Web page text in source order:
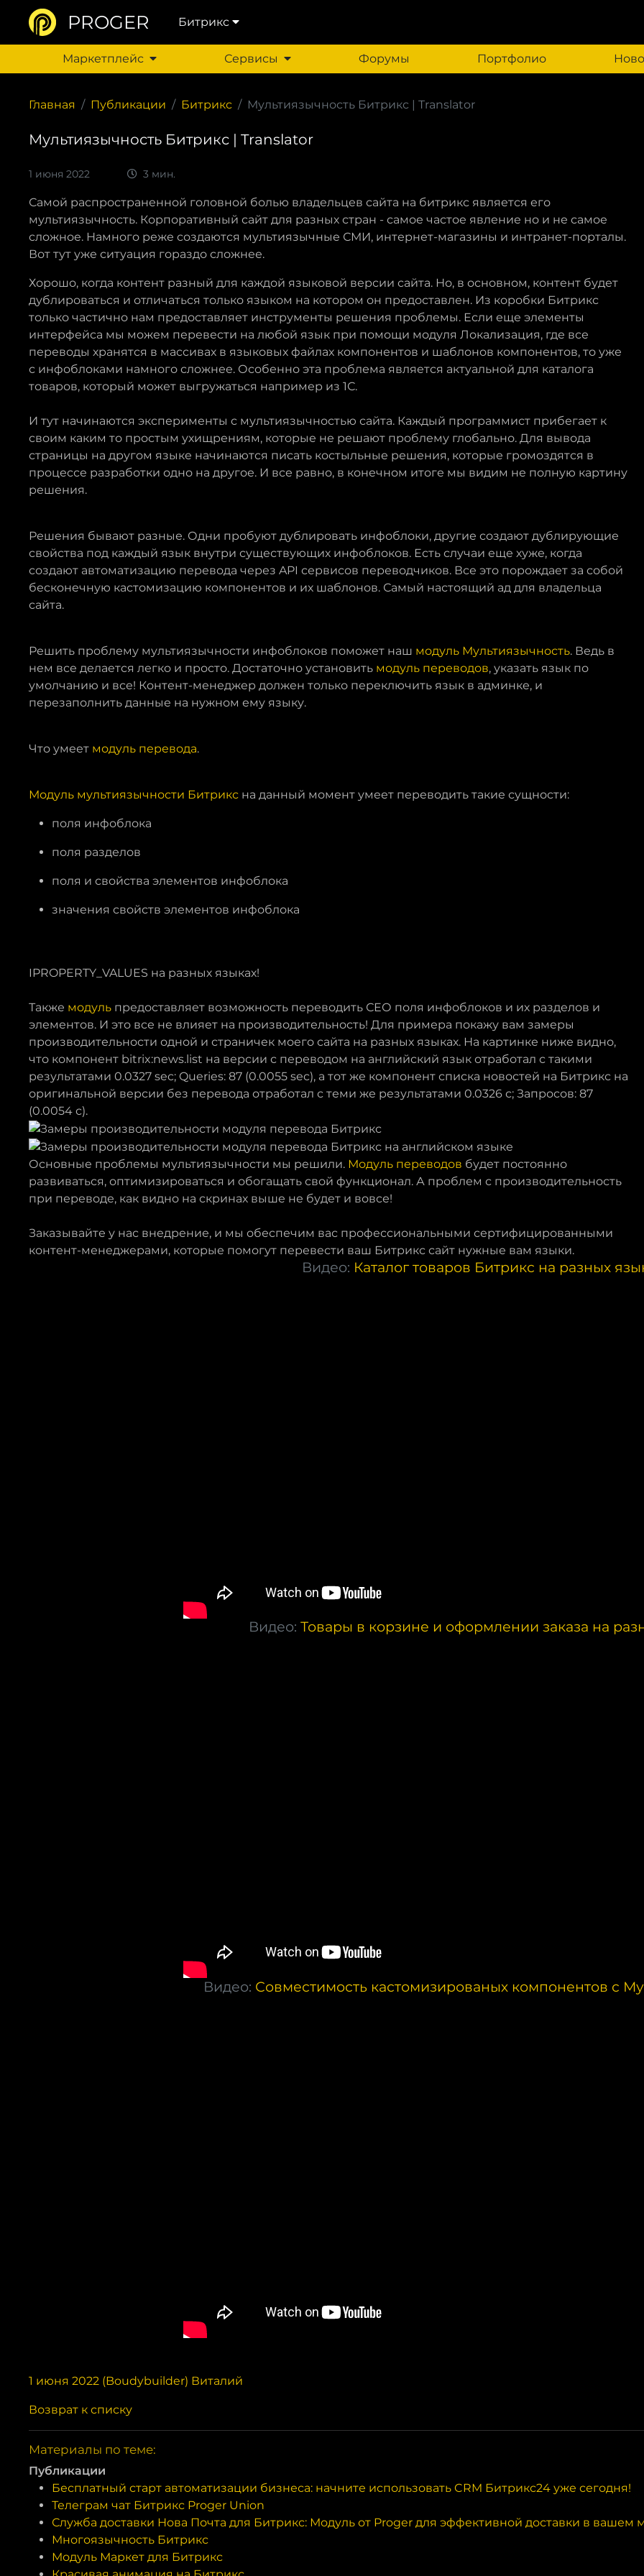
PROGER Битрикс
Маркетплейс Сервисы Форумы Портфолио
Главная Публикации Битрикс Мультиязычность Битрикс | Translator
Мультиязычность Битрикс | Translator
1 июня 2022 3 мин.
Самой распространенной головной болью владельцев сайта на битрикс является его
мультиязычность. Корпоративный сайт для разных стран - самое частое явление но и не самое
сложное. Намного реже создаются мультиязычные СМИ, интернет-магазины и интранет-порталы.
Вот тут уже ситуация гораздо сложнее.
Хорошо, когда контент разный для каждой языковой версии сайта. Но, в основном, контент будет
дублироваться и отличаться только языком на котором он предоставлен. Из коробки Битрикс
только частично нам предоставляет инструменты решения проблемы. Если еще элементы
интерфейса мы можем перевести на любой язык при помощи модуля Локализация, где все
переводы хранятся в массивах в языковых файлах компонентов и шаблонов компонентов, то уже
с инфоблоками намного сложнее. Особенно эта проблема является актуальной для каталога
товаров, который может выгружаться например из 1С.
И тут начинаются эксперименты с мультиязычностью сайта. Каждый программист прибегает к
своим каким то простым ухищрениям, которые не решают проблему глобально. Для вывода
страницы на другом языке начинаются писать костыльные решения, которые громоздятся в
процессе разработки одно на другое. И все равно, в конечном итоге мы видим не полную картину
решения.
Решения бывают разные. Одни пробуют дублировать инфоблоки, другие создают дублирующие
свойства под каждый язык внутри существующих инфоблоков. Есть случаи еще хуже, когда
создают автоматизацию перевода через API сервисов переводчиков. Все это порождает за собой
бесконечную кастомизацию компонентов и их шаблонов. Самый настоящий ад для владельца
сайта.
Решить проблему мультиязычности инфоблоков поможет наш модуль Мультиязычность. Ведь в
нем все делается легко и просто. Достаточно установить модуль переводов, указать язык по
умолчанию и все! Контент-менеджер должен только переключить язык в админке, и
перезаполнить данные на нужном ему языку.
Что умеет модуль перевода.
Модуль мультиязычности Битрикс на данный момент умеет переводить такие сущности:
поля инфоблока
поля разделов
поля и свойства элементов инфоблока
значения свойств элементов инфоблока
IPROPERTY_VALUES на разных языках!
Также модуль предоставляет возможность переводить СЕО поля инфоблоков и их разделов и
элементов. И это все не влияет на производительность! Для примера покажу вам замеры
производительности одной и страничек моего сайта на разных языках. На картинке ниже видно,
что компонент bitrix:news.list на версии с переводом на английский язык отработал с такими
результатами 0.0327 sec; Queries: 87 (0.0055 sec), а тот же компонент списка новостей на Битрикс на
оригинальной версии без перевода отработал с теми же результатами 0.0326 с; Запросов: 87
(0.0054 с).
Основные проблемы мультиязычности мы решили. Модуль переводов будет постоянно
развиваться, оптимизироваться и обогащать свой функционал. А проблем с производительность
при переводе, как видно на скринах выше не будет и вовсе!
Заказывайте у нас внедрение, и мы обеспечим вас профессиональными сертифицированными
контент-менеджерами, которые помогут перевести ваш Битрикс сайт нужные вам языки.
Видео: Каталог товаров Битрикс на разных
Видео: Товары в корзине и оформлении заказа на
Видео: Совместимость кастомизированых компонентов с
1 июня 2022 (Boudybuilder) Виталий
Возврат к списку
Материалы по теме:
Публикации
Бесплатный старт автоматизации бизнеса: начните использовать CRM Битрикс24 уже сегодня!
Телеграм чат Битрикс Proger Union
Служба доставки Нова Почта для Битрикс: Модуль от Proger для эффективной доставки в вашем
Многоязычность Битрикс
Модуль Маркет для Битрикс